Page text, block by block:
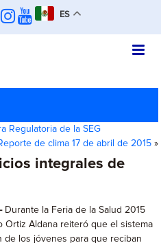
ES
Regulatoria de la SEG
de clima 17 de abril de 2015»
integrales de
Durante la Feria de la Salud 2015
Ortiz Aldana reiteró que el sistema
de los jóvenes para que reciban